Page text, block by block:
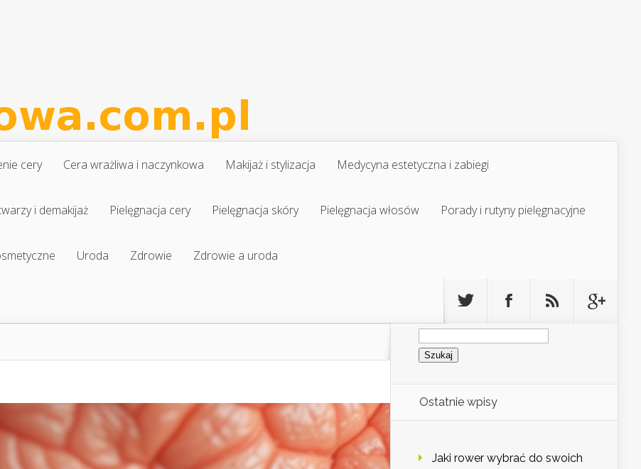
cery Cera wrażliwa i naczynkowa Makijaż i stylizacja Medycyna estetyczna i zabiegi
i demakijaż Pielęgnacja cery Pielęgnacja skóry Pielęgnacja włosów Porady i rutyny pielęgnacyjne
Uroda Zdrowie Zdrowie a uroda
Szukaj:
Ostatnie wpisy
Jaki rower wybrać do swoich